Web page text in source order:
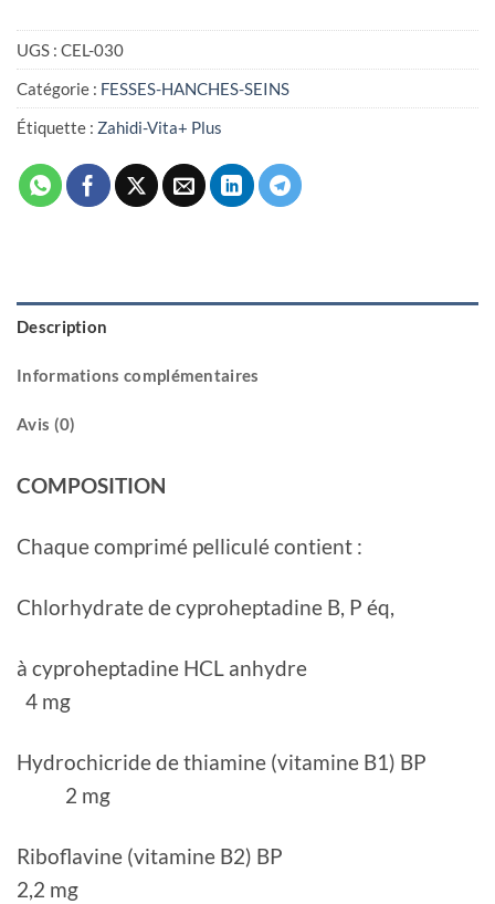
UGS : CEL-030
Catégorie : FESSES-HANCHES-SEINS
Étiquette : Zahidi-Vita+ Plus
Description
Informations complémentaires
Avis (0)
COMPOSITION
Chaque comprimé pelliculé contient :
Chlorhydrate de cyproheptadine B, P éq,
à cyproheptadine HCL anhydre
4 mg
Hydrochicride de thiamine (vitamine B1) BP
2 mg
Riboflavine (vitamine B2) BP
2,2 mg